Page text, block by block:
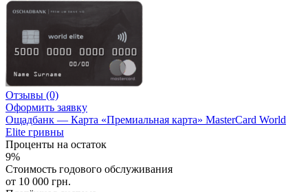
Отзывы (0)
Оформить заявку
Ощадбанк — Карта «Премиальная карта» MasterCard World
Elite гривны
Проценты на остаток
9%
Стоимость годового обслуживания
от 10 000 грн.